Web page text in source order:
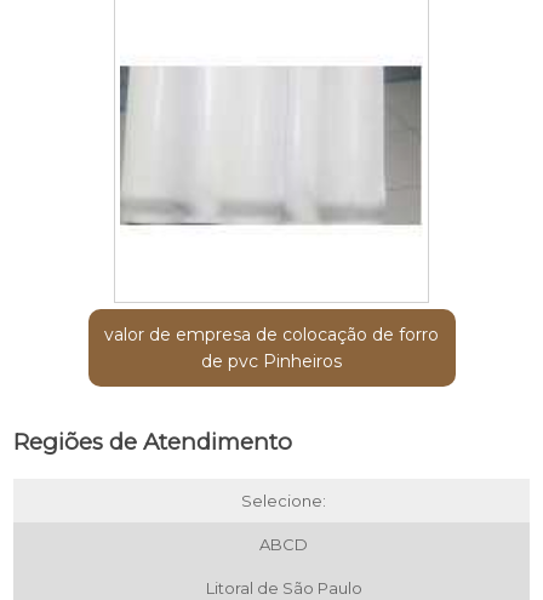
valor de empresa de colocação de forro
de pvc Pinheiros
Regiões de Atendimento
Selecione:
ABCD
Litoral de São Paulo